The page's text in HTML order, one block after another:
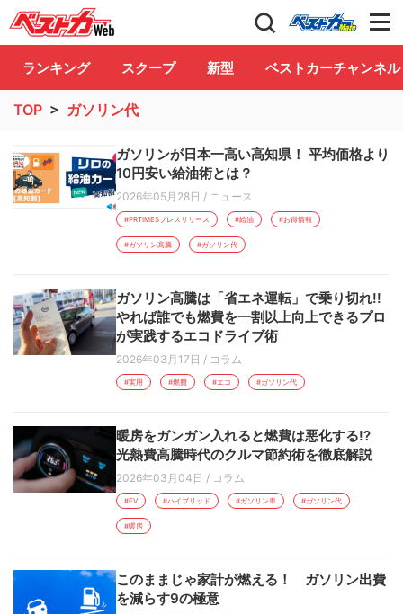
自動車情報誌「ベストカー」 Club
ランキング スクープ 新型 ベストカーチャンネル
TOP > ガソリン代
ガソリンが日本一高い高知県！ 平均価格より
10円安い給油術とは？
2026年05月28日 / ニュース
#PRTIMESプレスリリース #給油 #お得情報
#ガソリン高騰 #ガソリン代
ガソリン高騰は「省エネ運転」で乗り切れ!!
やれば誰でも燃費を一割以上向上できるプロ
が実践するエコドライブ術
2026年03月17日 / コラム
#実用 #燃費 #エコ #ガソリン代
暖房をガンガン入れると燃費は悪化する!?
光熱費高騰時代のクルマ節約術を徹底解説
2026年03月04日 / コラム
#EV #ハイブリッド #ガソリン車 #ガソリン代
#暖房
このままじゃ家計が燃える！ ガソリン出費
を減らす9の極意